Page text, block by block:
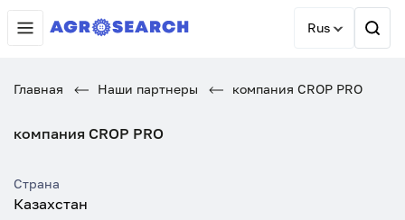
Rus
Главная Наши партнеры компания CROP PRO
компания CROP PRO
Страна
Казахстан